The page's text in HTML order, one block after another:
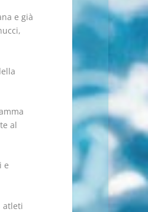
e già
al
e
atleti